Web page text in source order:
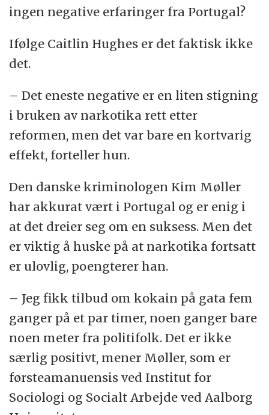
ingen negative erfaringer fra Portugal?
Ifølge Caitlin Hughes er det faktisk ikke
det.
– Det eneste negative er en liten stigning
i bruken av narkotika rett etter
reformen, men det var bare en kortvarig
effekt, forteller hun.
Den danske kriminologen Kim Møller
har akkurat vært i Portugal og er enig i
at det dreier seg om en suksess. Men det
er viktig å huske på at narkotika fortsatt
er ulovlig, poengterer han.
– Jeg fikk tilbud om kokain på gata fem
ganger på et par timer, noen ganger bare
noen meter fra politifolk. Det er ikke
særlig positivt, mener Møller, som er
førsteamanuensis ved Institut for
Sociologi og Socialt Arbejde ved Aalborg